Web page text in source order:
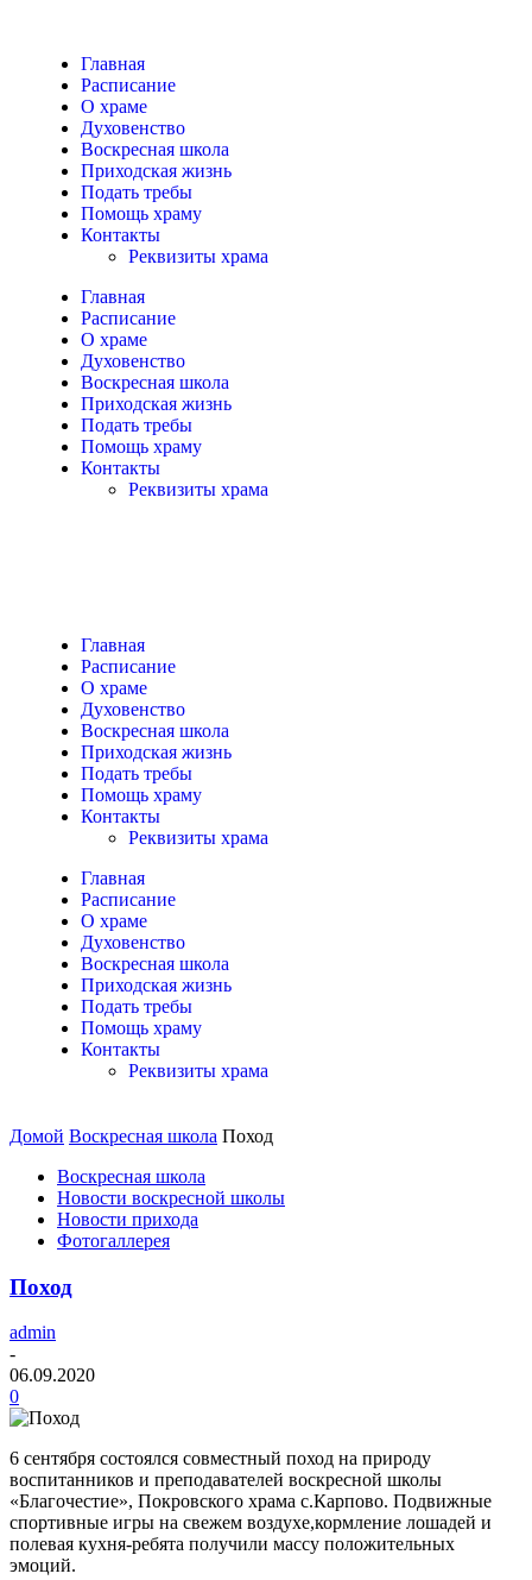
Главная
Расписание
О храме
Духовенство
Воскресная школа
Приходская жизнь
Подать требы
Помощь храму
Контакты
Реквизиты храма
Главная
Расписание
О храме
Духовенство
Воскресная школа
Приходская жизнь
Подать требы
Помощь храму
Контакты
Реквизиты храма
Главная
Расписание
О храме
Духовенство
Воскресная школа
Приходская жизнь
Подать требы
Помощь храму
Контакты
Реквизиты храма
Главная
Расписание
О храме
Духовенство
Воскресная школа
Приходская жизнь
Подать требы
Помощь храму
Контакты
Реквизиты храма
Домой Воскресная школа Поход
Воскресная школа
Новости воскресной школы
Новости прихода
Фотогаллерея
Поход
admin
-
06.09.2020
0
6 сентября состоялся совместный поход на природу
воспитанников и преподавателей воскресной школы
«Благочестие», Покровского храма с.Карпово. Подвижные
спортивные игры на свежем воздухе,кормление лошадей и
полевая кухня-ребята получили массу положительных
эмоций.